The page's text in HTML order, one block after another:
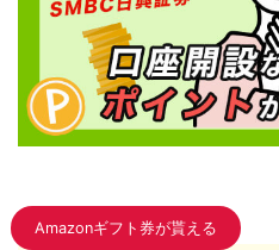
Amazonギフト券が貰える